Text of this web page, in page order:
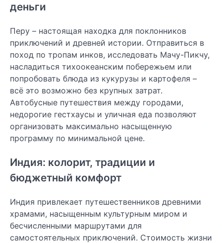
деньги
Перу – настоящая находка для поклонников
приключений и древней истории. Отправиться в
поход по тропам инков, исследовать Мачу-Пикчу,
насладиться тихоокеанским побережьем или
попробовать блюда из кукурузы и картофеля –
всё это возможно без крупных затрат.
Автобусные путешествия между городами,
недорогие гестхаусы и уличная еда позволяют
организовать максимально насыщенную
программу по минимальной цене.
Индия: колорит, традиции и
бюджетный комфорт
Индия привлекает путешественников древними
храмами, насыщенным культурным миром и
бесчисленными маршрутами для
самостоятельных приключений. Стоимость жизни